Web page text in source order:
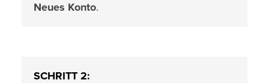
Neues Konto.
SCHRITT 2: